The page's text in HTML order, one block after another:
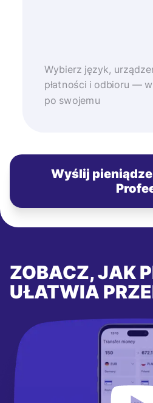
Wybierz język,
płatności i odbioru —
po swojemu
Wyślij
ZOBACZ, JAK
UŁATWIA